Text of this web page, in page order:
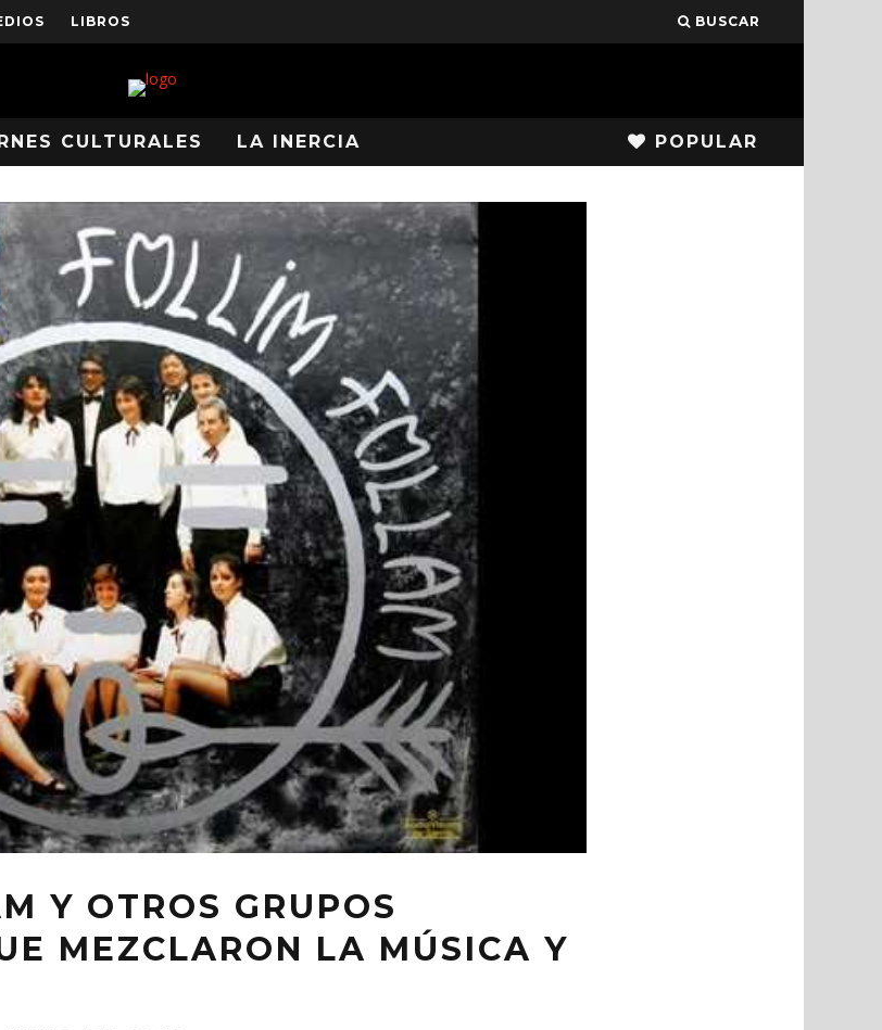
LIBROS BUSCAR
CULTURALES LA INERCIA POPULAR
Y OTROS GRUPOS
MEZCLARON LA MÚSICA Y